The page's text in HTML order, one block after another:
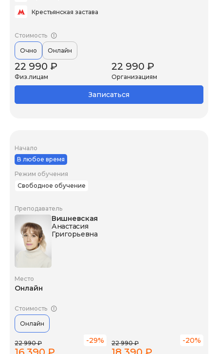
Крестьянская застава
Стоимость
Очно Онлайн
22 990 ₽
Физ.лицам
22 990 ₽
Организациям
Записаться
Начало
В любое время
Режим обучения
Свободное обучение
Преподаватель
Вишневская
Анастасия
Григорьевна
Место
Онлайн
Стоимость
Онлайн
22 990 ₽ -29% 22 990 ₽ -20%